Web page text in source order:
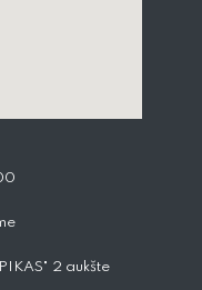
2 aukšte